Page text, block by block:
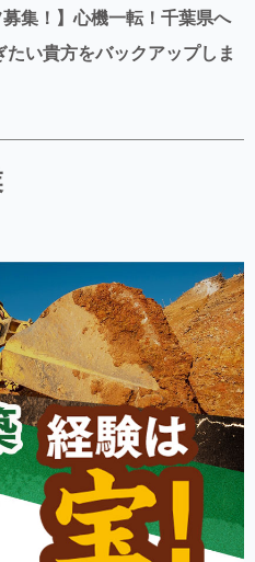
集！】心機一転！千葉県へ
い貴方をバックアップしま